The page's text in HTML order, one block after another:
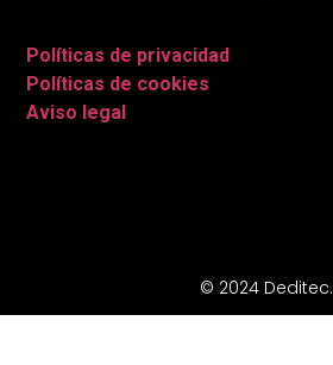
Políticas de privacidad
Políticas de cookies
Aviso legal
© 2024 Deditec.